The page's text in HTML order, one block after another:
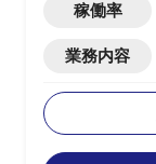
稼働率
業務内容